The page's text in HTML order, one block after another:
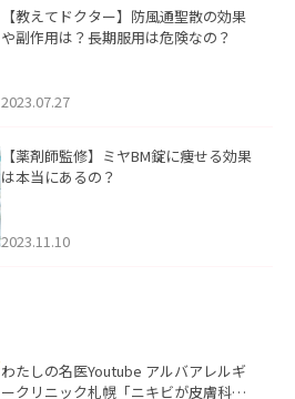
【教えてドクター】防風通聖散の効果
や副作用は？長期服用は危険なの？
2023.07.27
【薬剤師監修】ミヤBM錠に痩せる効果
は本当にあるの？
2023.11.10
わたしの名医Youtube アルバアレルギ
ークリニック札幌「ニキビが皮膚科で